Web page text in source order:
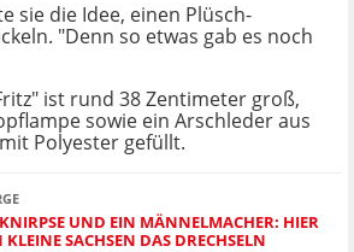
sie die Idee, einen Plüsch-
"Denn so etwas gab es noch
ist rund 38 Zentimeter groß,
sowie ein Arschleder aus
Polyester gefüllt.
UND EIN MÄNNELMACHER: HIER
KLEINE SACHSEN DAS DRECHSELN